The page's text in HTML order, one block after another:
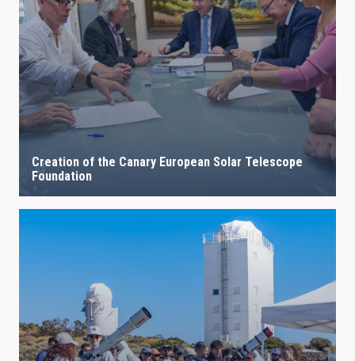
Creation of the Canary European Solar Telescope
Foundation